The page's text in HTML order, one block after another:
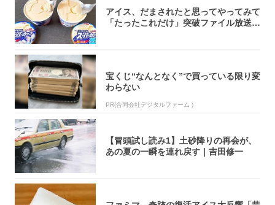
アイス、だまされたと思ってやってみて
「たったこれだけ」突破ファイル放送で
宝くじ“なんとなく”で買っている限り変
わらない
PR(合同会社デジタルファーム )
【冒頭試し読み1】土砂降りの再会が、
あの夏の一瞬を連れ戻す｜吉田修一